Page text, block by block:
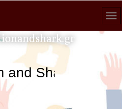
and Shark κάθε